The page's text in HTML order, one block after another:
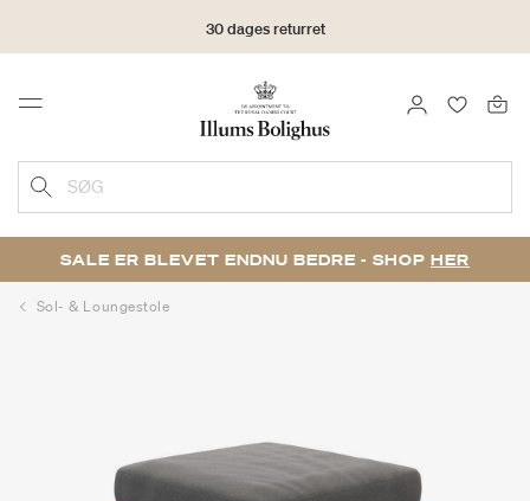
30 dages returret
Menu LOG IND
SØG
SALE ER BLEVET ENDNU BEDRE - SHOP HER
Sol- & Loungestole